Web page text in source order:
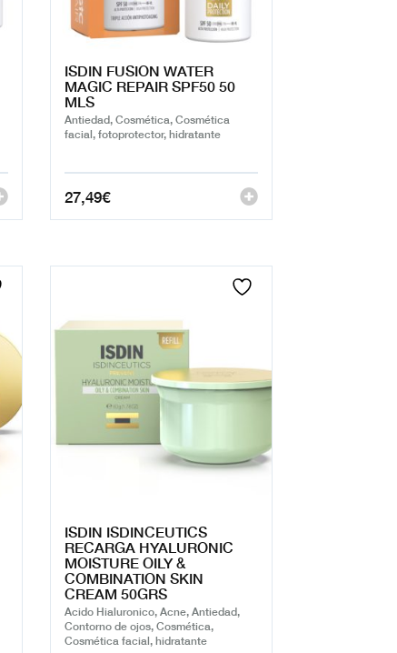
ISDIN FUSION WATER
MAGIC REPAIR SPF50 50
MLS
Antiedad, Cosmética, Cosmética
facial, fotoprotector, hidratante
27,49€
ISDIN ISDINCEUTICS
RECARGA HYALURONIC
MOISTURE OILY &
COMBINATION SKIN
CREAM 50GRS
Acido Hialuronico, Acne, Antiedad,
Contorno de ojos, Cosmética,
Cosmética facial, hidratante